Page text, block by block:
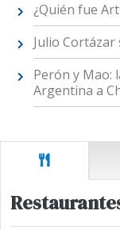
¿Quién fue
Julio
Perón y Mao:
Argentina a